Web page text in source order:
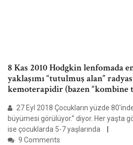
8 Kas 2010 Hodgkin lenfomada
yaklaşımı “tutulmuş alan”
kemoterapidir (bazen “kombine
27 Eyl 2018 Çocukların yüzde
büyümesi görülüyor.” diyor. Her yaşta
ise çocuklarda 5-7 yaşlarında
9 Comments